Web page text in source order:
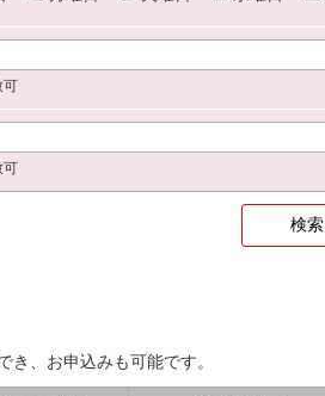
可
可
、お申込みも可能です。